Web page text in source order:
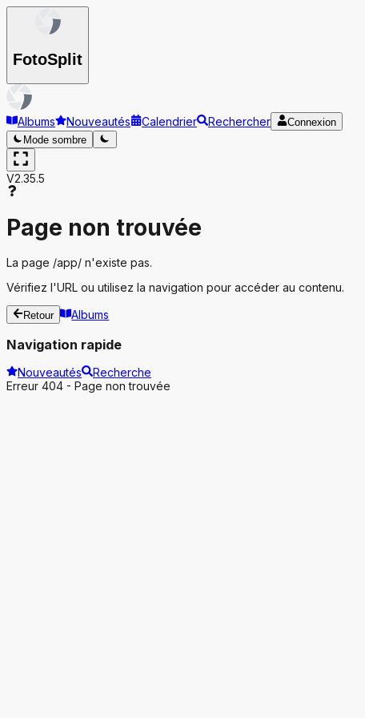
FotoSplit
Albums Nouveautés Calendrier Rechercher
Connexion
Mode sombre
V2.35.5
Page non trouvée
La page /app/ n'existe pas.
Vérifiez l'URL ou utilisez la navigation pour accéder au contenu.
Retour Albums
Navigation rapide
Nouveautés
Recherche
Erreur 404 - Page non trouvée